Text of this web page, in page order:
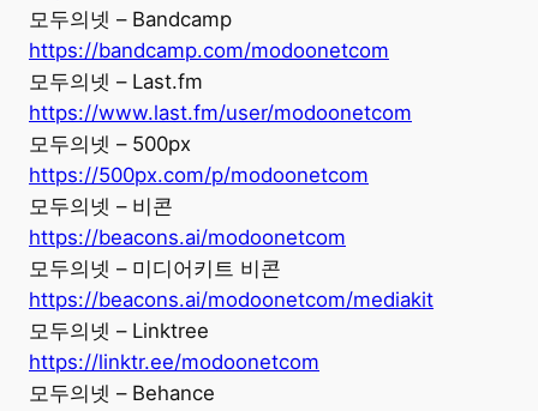
모두의넷 – Bandcamp
https://bandcamp.com/modoonetcom
모두의넷 – Last.fm
https://www.last.fm/user/modoonetcom
모두의넷 – 500px
https://500px.com/p/modoonetcom
모두의넷 – 비콘
https://beacons.ai/modoonetcom
모두의넷 – 미디어키트 비콘
https://beacons.ai/modoonetcom/mediakit
모두의넷 – Linktree
https://linktr.ee/modoonetcom
모두의넷 – Behance